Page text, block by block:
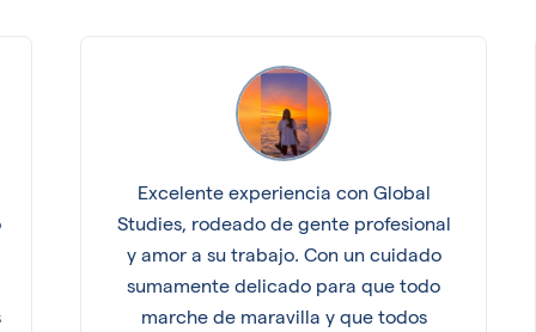
Excelente experiencia con Global
Studies, rodeado de gente profesional
y amor a su trabajo. Con un cuidado
sumamente delicado para que todo
marche de maravilla y que todos